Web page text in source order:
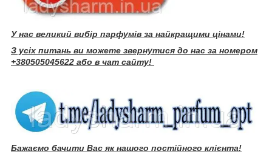
У нас великий вибір парфумів за найкращими цінами!
З усіх питань ви можете звернутися до нас за номером
+380505045622 або в чат сайту!
Бажаємо бачити Вас як нашого постійного клієнта!